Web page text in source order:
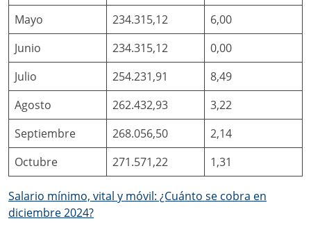
Mayo
234.315,12
6,00
Junio
234.315,12
0,00
Julio
254.231,91
8,49
Agosto
262.432,93
3,22
Septiembre
268.056,50
2,14
Octubre
271.571,22 1,31
Salario mínimo, vital y móvil: ¿Cuánto se cobra en
diciembre 2024?